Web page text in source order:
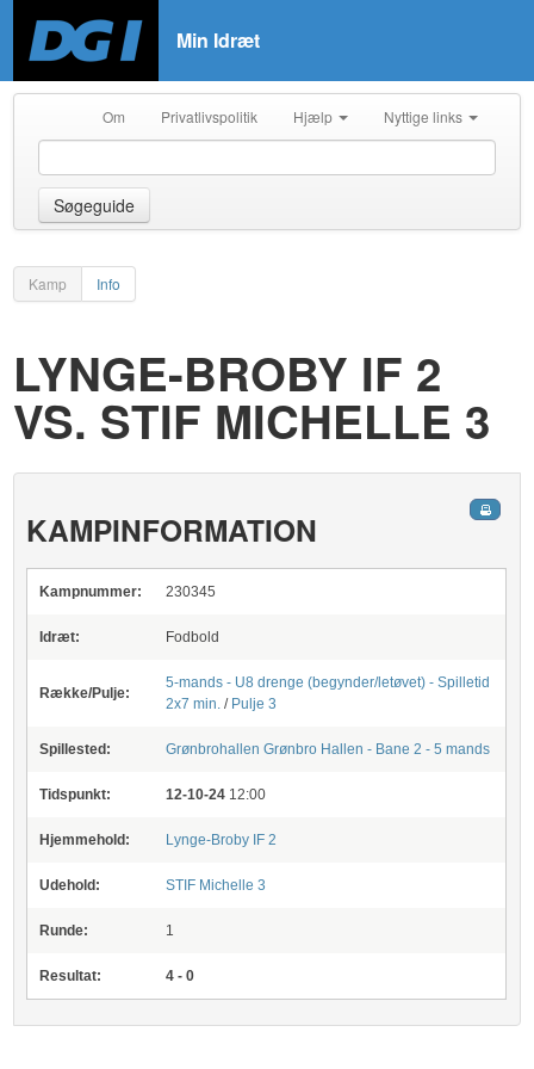
Min Idræt
Om Privatlivspolitik Hjælp Nyttige links
Søgeguide
Kamp Info
LYNGE-BROBY IF 2
VS. STIF MICHELLE 3
KAMPINFORMATION
Kampnummer: 230345
Idræt: Fodbold
Række/Pulje:
5-mands - U8 drenge (begynder/letøvet) - Spilletid
2x7 min. / Pulje 3
Spillested: Grønbrohallen Grønbro Hallen - Bane 2 - 5 mands
Tidspunkt: 12-10-24 12:00
Hjemmehold: Lynge-Broby IF 2
Udehold: STIF Michelle 3
Runde: 1
Resultat: 4 - 0